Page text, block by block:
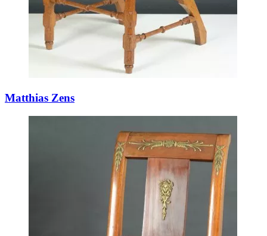
Matthias Zens